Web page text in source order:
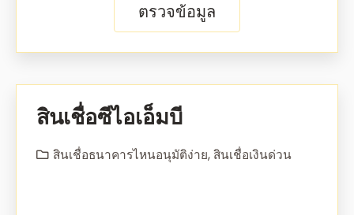
ตรวจข้อมูล
สินเชื่อซีไอเอ็มบี
สินเชื่อธนาคารไหนอนุมัติง่าย,สินเชื่อเงินด่วน